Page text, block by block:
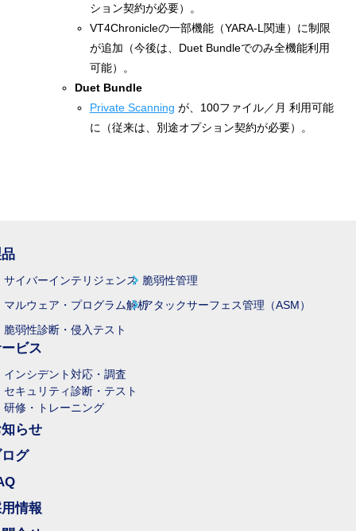
ション契約が必要）。
VT4Chronicleの一部機能（YARA-L関連）に制限
が追加（今後は、Duet Bundleでのみ全機能利用
可能）。
Duet Bundle
Private Scanning が、100ファイル／月 利用可能
に（従来は、別途オプション契約が必要）。
サイバーインテリジェンス
マルウェア・プログラム解析
脆弱性診断・侵入テスト
脆弱性管理
アタックサーフェス管理（ASM）
ビス
インシデント対応・調査
セキュリティ診断・テスト
研修・トレーニング
らせ
グ
情報